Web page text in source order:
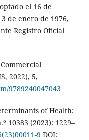
el 16 de
de enero de 1976,
Registro Oficial
2022), 5,
9789240047043
of Health:
10383 (2023): 1229–
9 DOI: